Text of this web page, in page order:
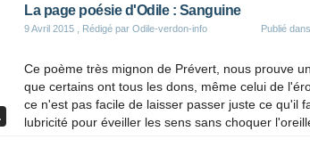
La page poésie d'Odile : Sanguine
9 Avril 2015 , Rédigé par Odile-verdon-info Publié dans
Ce poème très mignon de Prévert, nous prouve
que certains ont tous les dons, même celui de
ce n'est pas facile de laisser passer juste ce qu'il
lubricité pour éveiller les sens sans choquer